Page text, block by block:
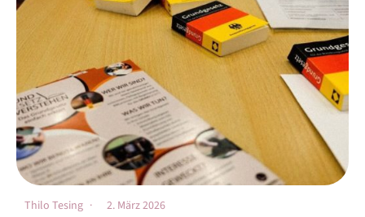
Thilo Tesing 2. März 2026